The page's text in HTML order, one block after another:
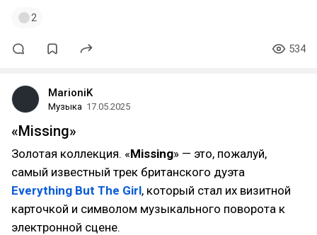
2
534
MarioniK
Музыка 17.05.2025
«Missing»
Золотая коллекция. «Missing» — это, пожалуй,
самый известный трек британского дуэта
Everything But The Girl, который стал их визитной
карточкой и символом музыкального поворота к
электронной сцене.